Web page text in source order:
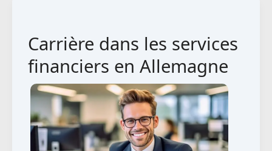
Finance
:
réussir
sa
carrière
en
Allemagne
Carrière dans les services
financiers en Allemagne